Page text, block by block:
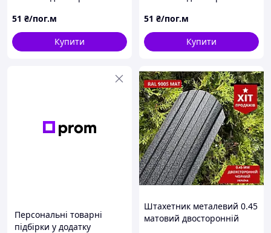
51 ₴/пог.м
Купити
51 ₴/пог.м
Купити
Персональні товарні
підбірки у додатку
Штахетник металевий 0.45
матовий двосторонній